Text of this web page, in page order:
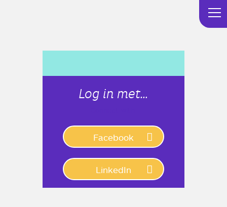
Log in met…
Facebook
LinkedIn